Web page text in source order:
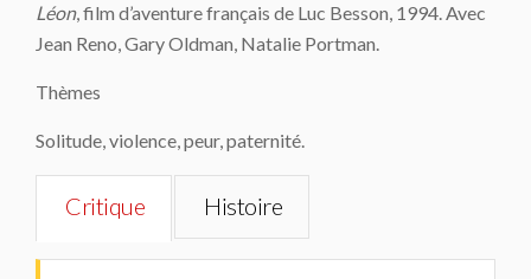
Léon, film d’aventure français de Luc Besson, 1994. Avec
Jean Reno, Gary Oldman, Natalie Portman.
Thèmes
Solitude, violence, peur, paternité.
Critique Histoire